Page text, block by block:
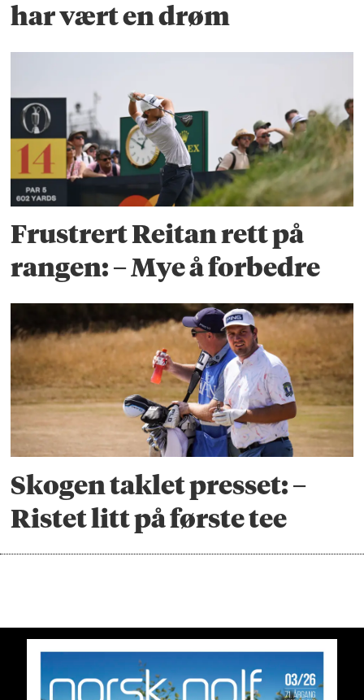
har vært en drøm
Frustrert Reitan rett på
rangen: – Mye å forbedre
Skogen taklet presset: –
Ristet litt på første tee